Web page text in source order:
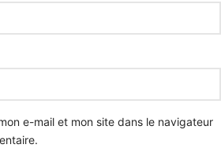
e-mail et mon site dans le navigateur